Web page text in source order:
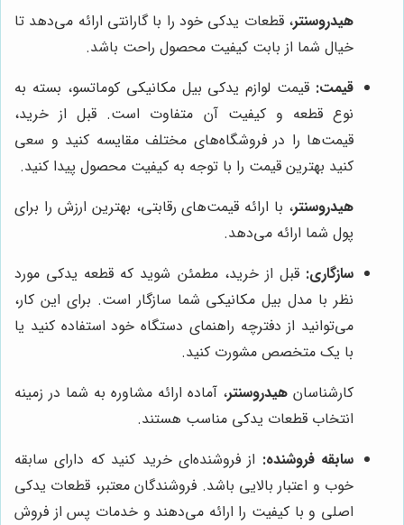
هیدروسنتر، قطعات یدکی خود را با گارانتی ارائه می‌دهد تا
خیال شما از بابت کیفیت محصول راحت باشد.
قیمت: قیمت لوازم یدکی بیل مکانیکی کوماتسو، بسته به
نوع قطعه و کیفیت آن متفاوت است. قبل از خرید،
قیمت‌ها را در فروشگاه‌های مختلف مقایسه کنید و سعی
کنید بهترین قیمت را با توجه به کیفیت محصول پیدا کنید.
هیدروسنتر، با ارائه قیمت‌های رقابتی، بهترین ارزش را برای
پول شما ارائه می‌دهد.
سازگاری: قبل از خرید، مطمئن شوید که قطعه یدکی مورد
نظر با مدل بیل مکانیکی شما سازگار است. برای این کار،
می‌توانید از دفترچه راهنمای دستگاه خود استفاده کنید یا
با یک متخصص مشورت کنید.
کارشناسان هیدروسنتر، آماده ارائه مشاوره به شما در زمینه
انتخاب قطعات یدکی مناسب هستند.
سابقه فروشنده: از فروشنده‌ای خرید کنید که دارای سابقه
خوب و اعتبار بالایی باشد. فروشندگان معتبر، قطعات یدکی
اصلی و با کیفیت را ارائه می‌دهند و خدمات پس از فروش